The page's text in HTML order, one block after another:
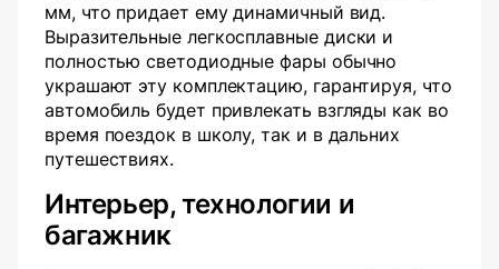
мм, что придает ему динамичный вид.
Выразительные легкосплавные диски и
полностью светодиодные фары обычно
украшают эту комплектацию, гарантируя, что
автомобиль будет привлекать взгляды как во
время поездок в школу, так и в дальних
путешествиях.
Интерьер, технологии и
багажник